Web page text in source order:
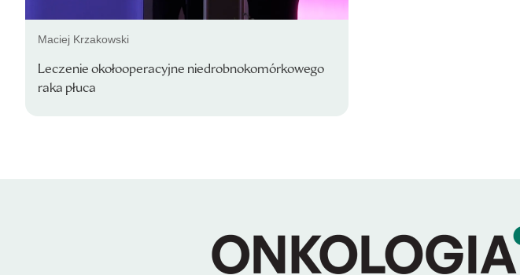
Maciej Krzakowski
Leczenie okołooperacyjne niedrobnokomórkowego
raka płuca